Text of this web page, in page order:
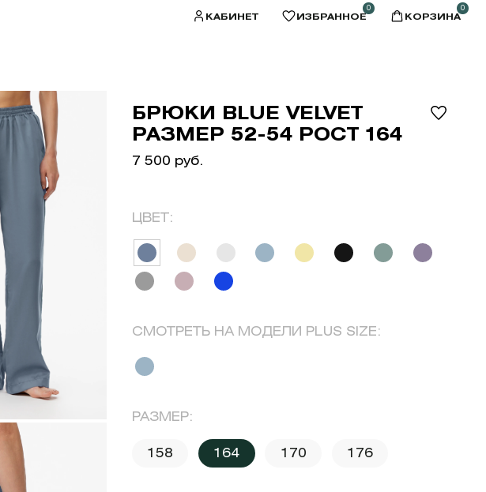
КАБИНЕТ ИЗБРАННОЕ
0
КОРЗИНА
0
БРЮКИ BLUE VELVET
РАЗМЕР 52-54 РОСТ 164
7 500 руб.
ЦВЕТ:
СМОТРЕТЬ НА МОДЕЛИ PLUS SIZE:
РАЗМЕР:
158 164 170 176